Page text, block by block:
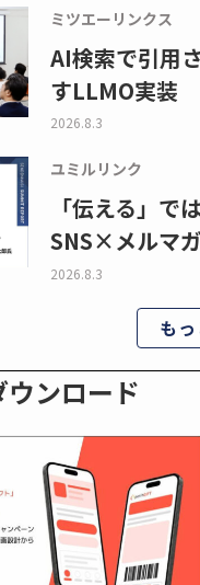
ミツエーリンクス
AI検索で引用
すLLMO実装
2026.8.3
ユミルリンク
「伝える」で
SNS×メルマ
2026.8.3
も
ンロード